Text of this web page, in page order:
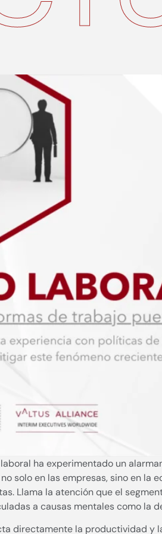
ha experimentado un
solo en las empresas, sino en la
Llama la atención que el
a causas mentales como la
directamente la productividad y